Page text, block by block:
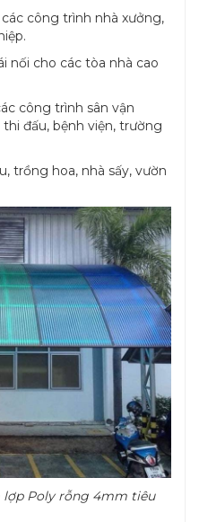
công trình nhà xưởng,
nối cho các tòa nhà cao
công trình sân vận
đấu, bệnh viện, trường
trồng hoa, nhà sấy, vườn
Poly rỗng 4mm tiêu